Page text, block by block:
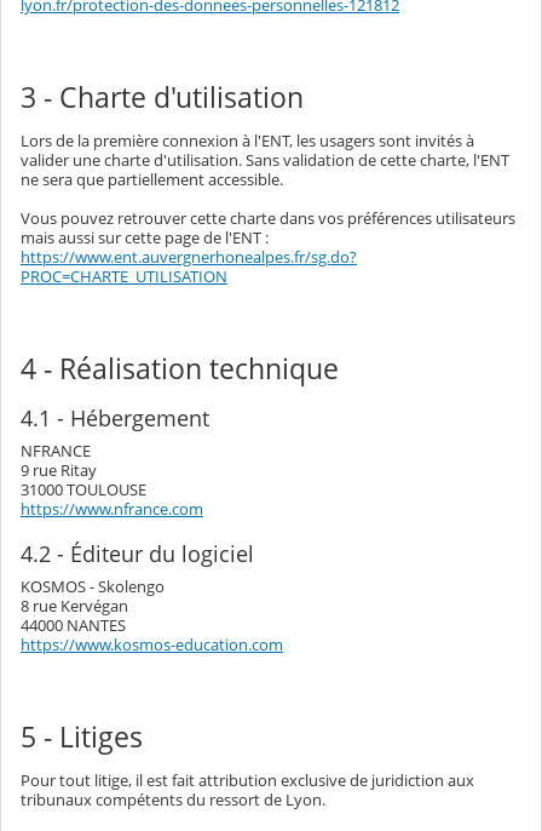
lyon.fr/protection-des-donnees-personnelles-121812
3 - Charte d'utilisation
Lors de la première connexion à l'ENT, les usagers sont invités à
valider une charte d'utilisation. Sans validation de cette charte, l'ENT
ne sera que partiellement accessible.
Vous pouvez retrouver cette charte dans vos préférences utilisateurs
mais aussi sur cette page de l'ENT :
https://www.ent.auvergnerhonealpes.fr/sg.do?
PROC=CHARTE_UTILISATION
4 - Réalisation technique
4.1 - Hébergement
NFRANCE
9 rue Ritay
31000 TOULOUSE
https://www.nfrance.com
4.2 - Éditeur du logiciel
KOSMOS - Skolengo
8 rue Kervégan
44000 NANTES
https://www.kosmos-education.com
5 - Litiges
Pour tout litige, il est fait attribution exclusive de juridiction aux
tribunaux compétents du ressort de Lyon.